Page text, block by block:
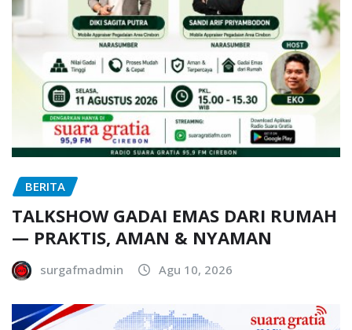
BERITA
TALKSHOW GADAI EMAS DARI RUMAH
— PRAKTIS, AMAN & NYAMAN
surgafmadmin Agu 10, 2026